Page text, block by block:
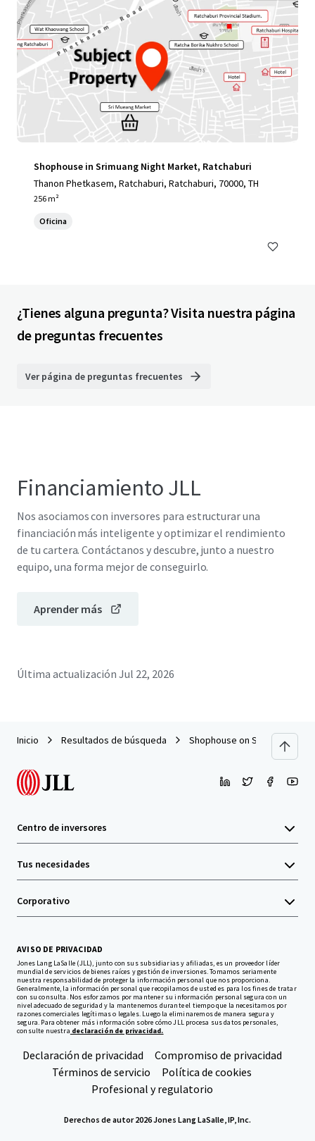
Shophouse in Srimuang Night Market, Ratchaburi
Thanon Phetkasem, Ratchaburi, Ratchaburi, 70000, TH
256 m²
Oficina
¿Tienes alguna pregunta? Visita nuestra página
de preguntas frecuentes
Ver página de preguntas frecuentes
Financiamiento JLL
Nos asociamos con inversores para estructurar una
financiación más inteligente y optimizar el rendimiento
de tu cartera. Contáctanos y descubre, junto a nuestro
equipo, una forma mejor de conseguirlo.
Aprender más
Última actualización Jul 22, 2026
Inicio Resultados de búsqueda Shophouse on Sam Yeak Fai
Centro de inversores
Tus necesidades
Corporativo
AVISO DE PRIVACIDAD
Jones Lang LaSalle (JLL), junto con sus subsidiarias y afiliadas, es un proveedor líder
mundial de servicios de bienes raíces y gestión de inversiones. Tomamos seriamente
nuestra responsabilidad de proteger la información personal que nos proporciona.
Generalmente, la información personal que recopilamos de usted es para los fines de tratar
con su consulta. Nos esforzamos por mantener su información personal segura con un
nivel adecuado de seguridad y la mantenemos durante el tiempo que la necesitamos por
razones comerciales legítimas o legales. Luego la eliminaremos de manera segura y
segura. Para obtener más información sobre cómo JLL procesa sus datos personales,
consulte nuestra declaración de privacidad.
Declaración de privacidad
Compromiso de privacidad
Términos de servicio
Política de cookies
Profesional y regulatorio
Derechos de autor 2026 Jones Lang LaSalle, IP, Inc.